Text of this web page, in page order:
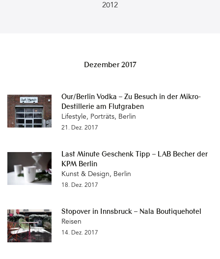
2012
Dezember 2017
Our/Berlin Vodka – Zu Besuch in der Mikro-
Destillerie am Flutgraben
Lifestyle, Porträts, Berlin
21. Dez. 2017
Last Minute Geschenk Tipp – LAB Becher der
KPM Berlin
Kunst & Design, Berlin
18. Dez. 2017
Stopover in Innsbruck – Nala Boutiquehotel
Reisen
14. Dez. 2017